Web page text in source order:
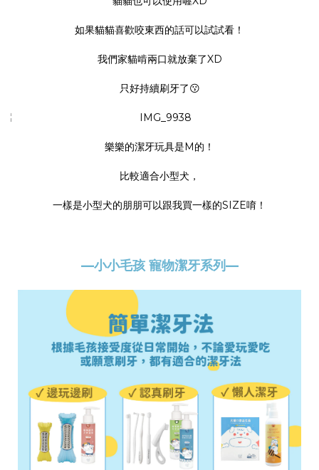
如果貓貓喜歡咬東西的話可以試試看！
我們家貓啃兩口就放棄了XD
只好持續刷牙了😗
樂樂的潔牙玩具是M的！
比較適合小型犬，
一樣是小型犬的朋朋可以跟我買一樣的SIZE唷！
—小小毛孩 寵物潔牙系列—